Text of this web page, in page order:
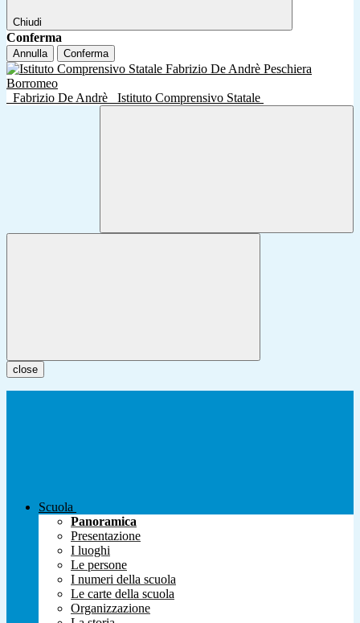
Chiudi
Conferma
Annulla Conferma
Fabrizio De Andrè Istituto Comprensivo Statale
close
Scuola
Panoramica
Presentazione
I luoghi
Le persone
I numeri della scuola
Le carte della scuola
Organizzazione